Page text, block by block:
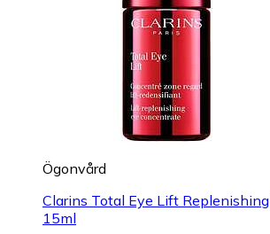
Ögonvård
Clarins Total Eye Lift
15ml